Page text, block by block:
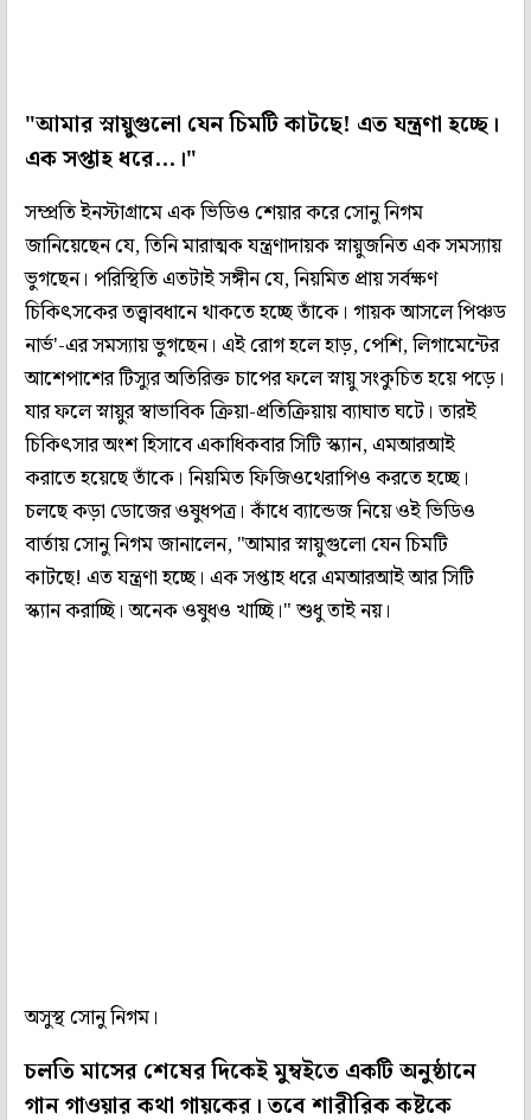
"আমার স্নায়ুগুলো যেন চিমটি কাটছে! এত যন্ত্রণা হচ্ছে।
এক সপ্তাহ ধরে...।"
সম্প্রতি ইনস্টাগ্রামে এক ভিডিও শেয়ার করে সোনু নিগম
জানিয়েছেন যে, তিনি মারাত্মক যন্ত্রণাদায়ক স্নায়ুজনিত এক সমস্যায়
ভুগছেন। পরিস্থিতি এতটাই সঙ্গীন যে, নিয়মিত প্রায় সর্বক্ষণ
চিকিৎসকের তত্ত্বাবধানে থাকতে হচ্ছে তাঁকে। গায়ক আসলে পিঞ্চড
নার্ভ'-এর সমস্যায় ভুগছেন। এই রোগ হলে হাড়, পেশি, লিগামেন্টের
আশেপাশের টিস্যুর অতিরিক্ত চাপের ফলে স্নায়ু সংকুচিত হয়ে পড়ে।
যার ফলে স্নায়ুর স্বাভাবিক ক্রিয়া-প্রতিক্রিয়ায় ব্যাঘাত ঘটে। তারই
চিকিৎসার অংশ হিসাবে একাধিকবার সিটি স্ক্যান, এমআরআই
করাতে হয়েছে তাঁকে। নিয়মিত ফিজিওথেরাপিও করতে হচ্ছে।
চলছে কড়া ডোজের ওষুধপত্র। কাঁধে ব্যান্ডেজ নিয়ে ওই ভিডিও
বার্তায় সোনু নিগম জানালেন, "আমার স্নায়ুগুলো যেন চিমটি
কাটছে! এত যন্ত্রণা হচ্ছে। এক সপ্তাহ ধরে এমআরআই আর সিটি
স্ক্যান করাচ্ছি। অনেক ওষুধও খাচ্ছি।" শুধু তাই নয়।
অসুস্থ সোনু নিগম।
চলতি মাসের শেষের দিকেই মুম্বইতে একটি অনুষ্ঠানে
গান গাওয়ার কথা গায়কের। তবে শারীরিক কষ্টকে